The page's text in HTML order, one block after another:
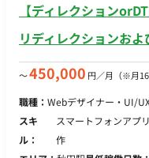
金 稼働時間：10:00-
ート（東京都目黒区青葉
円 ※経験・スキルにより
【ディレクション
リディレクションお
〜450,000 円／月 （※月
職種： Webデザイナー・UI/
スキ
ル：
スマートフォンアプ
作